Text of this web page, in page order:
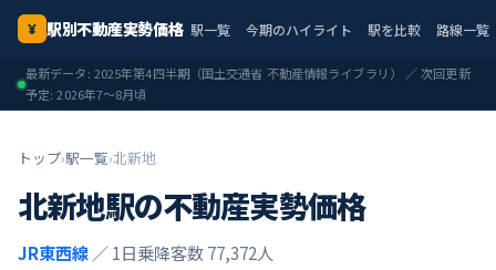
¥ 駅別不動産実勢価格 駅一覧 今期のハイライト 駅を比較 路線一覧
最新データ: 2025年第4四半期（国土交通省 不動産情報ライブラリ） ／ 次回更新
予定:2026年7〜8月頃
トップ›駅一覧›北新地
北新地駅の不動産実勢価格
JR東西線 ／ 1日乗降客数 77,372人